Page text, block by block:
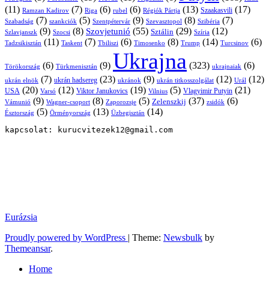
(11) Ramzan Kadirov (7) Riga (6) rubel (6) Régiók Pártja (13) Szaakasvili (17)
Szabadság (7) szankciók (5) Szentpétervár (9) Szevasztopol (8) Szibéria (7)
Szlavjanszk (9) Szocsi (8) Szovjetunió (55) Sztálin (29) Szíria (12)
Tadzsikisztán (11) Taskent (7) Tbiliszi (6) Timosenko (8) Trump (14) Turcsinov (6)
Törökország (6) Türkmenisztán (9) Ukrajna (323) ukrajnaiak (6)
ukrán elnök (7) ukrán hadsereg (23) ukránok (9) ukrán titkosszolgálat (12) Urál (12)
USA (20) Varsó (12) Viktor Janukovics (19) Vilnius (5) Vlagyimir Putyin (21)
Vámunió (9) Wagner-csoport (8) Zaporozsje (5) Zelenszkij (37) zsidók (6)
Észtország (5) Örményország (13) Üzbegisztán (14)
kapcsolat: kurucvitezek12@gmail.com
Eurázsia
Proudly powered by WordPress
Theme: Newsbulk by
Themeansar.
Home